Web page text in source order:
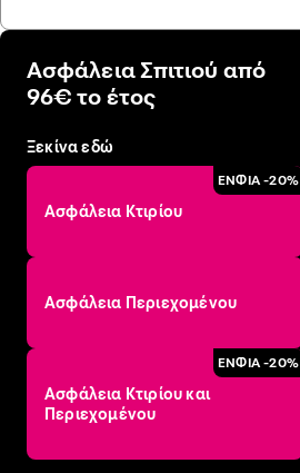
Ασφάλεια Σπιτιού από
96€ το έτος
Ξεκίνα εδώ
ΕΝΦΙΑ -20%
Ασφάλεια Κτιρίου
Ασφάλεια Περιεχομένου
ΕΝΦΙΑ -20%
Ασφάλεια Κτιρίου και
Περιεχομένου